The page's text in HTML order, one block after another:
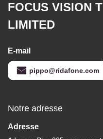
FOCUS VISION
LIMITED
E-mail
pippo@ridafone.com
Notre adresse
Adresse